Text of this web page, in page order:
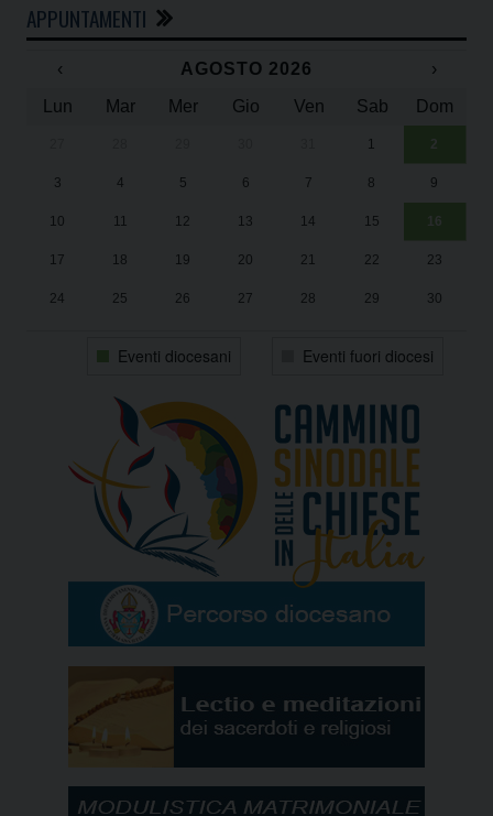
APPUNTAMENTI
‹ AGOSTO 2026
›
Lun
Mar Mer Gio Ven Sab Dom
1 2
3 4 5 6 7 8 9
10 11 12 13 14 15 16
17 18 19 20 21 22 23
24 25 26 27 28 29 30
Eventi diocesani Eventi fuori diocesi